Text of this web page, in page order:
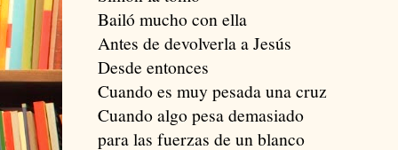
Bailó mucho con ella
Antes de devolverla a Jesús
Desde entonces
Cuando es muy pesada una cruz
Cuando algo pesa demasiado
para las fuerzas de un blanco